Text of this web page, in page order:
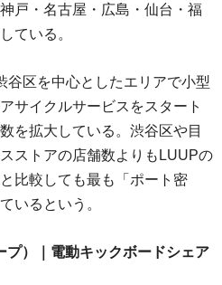
戸・名古屋・広島・仙台・福
ている。
谷区を中心としたエリアで小型
サイクルサービスをスタート
を拡大している。渋谷区や目
ストアの店舗数よりもLUUPの
比較しても最も「ポート密
いるという。
）｜電動キックボードシェア